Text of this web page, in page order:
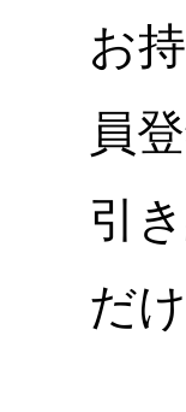
お
員
引
だ